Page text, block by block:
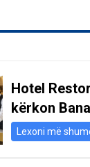
Hotel
kërkon
Lexoni më